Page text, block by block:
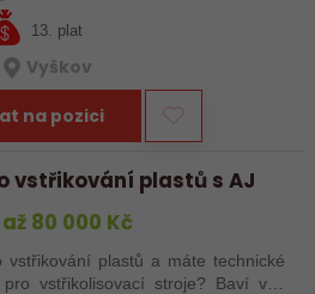
13. plat
Vyškov
na pozici
vstřikování plastů s AJ
až 80 000 Kč
vstřikování plastů a máte technické
vstřikolisovací stroje? Baví vás